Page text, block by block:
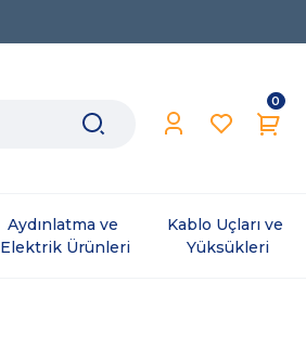
0
Aydınlatma ve
Elektrik Ürünleri
Kablo Uçları ve
Yüksükleri